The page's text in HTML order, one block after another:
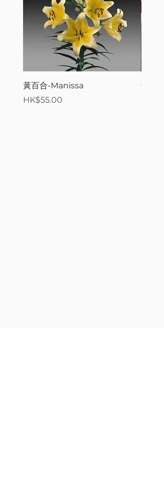
黃百合-Manissa
價格
HK$55.00
母親